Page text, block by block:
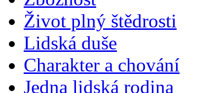
Život plný štědrosti
Lidská duše
Charakter a chování
Jedna lidská rodina